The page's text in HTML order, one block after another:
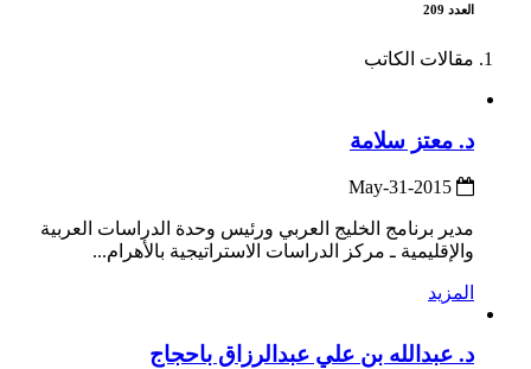
العدد 209
مقالات الكاتب
د. معتز سلامة
مدير برنامج الخليج العربي ورئيس وحدة الدراسات العربية
والإقليمية ـ مركز الدراسات الاستراتيجية بالأهرام...
المزيد
د. عبدالله بن علي عبدالرزاق باحجاج